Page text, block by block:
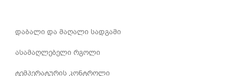
დაბალი და მაღალი სადგამი
ასამაღლებელი რგოლი
ტემპერატურის კონტროლი